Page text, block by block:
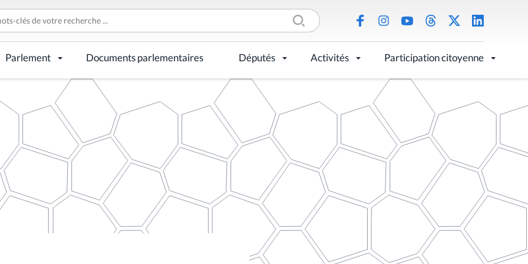
Parlement Documents parlementaires Députés Activités Participation citoyenne